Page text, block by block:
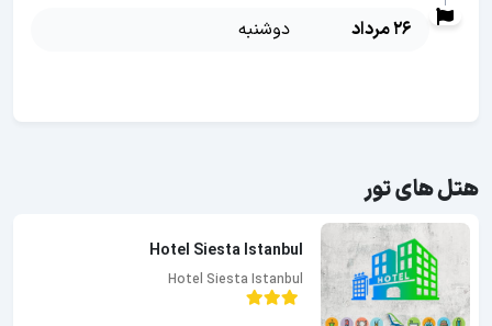
26 مرداد دوشنبه
هتل های تور
Hotel Siesta Istanbul
Hotel Siesta Istanbul